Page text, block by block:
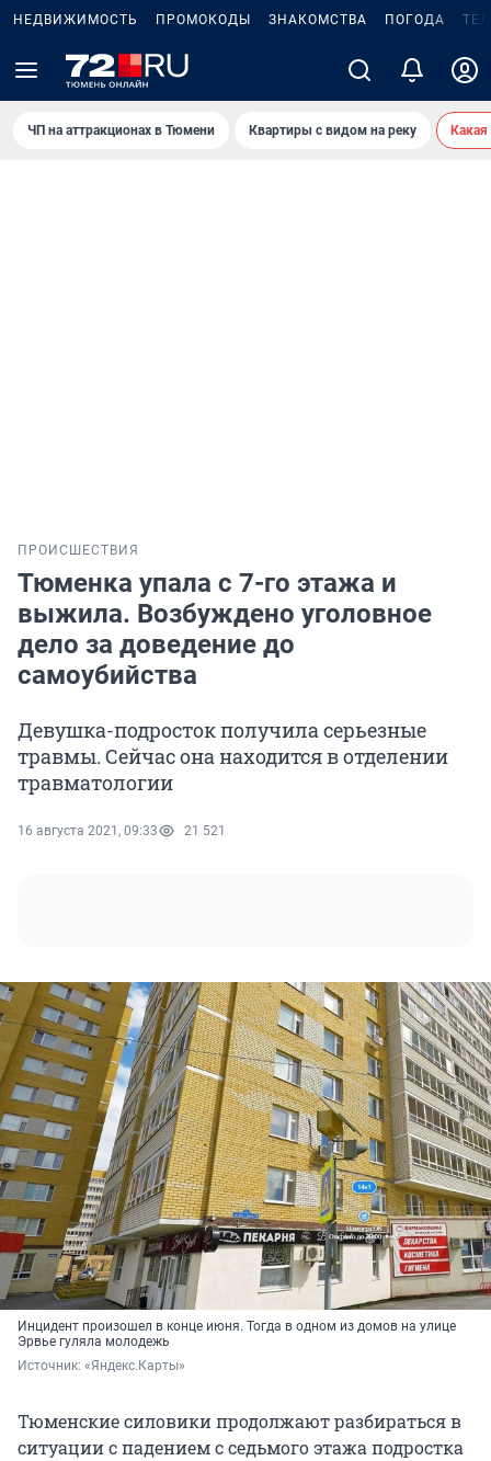
НЕДВИЖИМОСТЬ ПРОМОКОДЫ ЗНАКОМСТВА ПОГОДА
ЧП на аттракционах в Тюмени Квартиры с видом на реку
ПРОИСШЕСТВИЯ
Тюменка упала с 7-го этажа и
выжила. Возбуждено уголовное
дело за доведение до
самоубийства
Девушка-подросток получила серьезные
травмы. Сейчас она находится в отделении
травматологии
16 августа 2021, 09:33 21 521
Инцидент произошел в конце июня. Тогда в одном из домов на улице
Эрвье гуляла молодежь
Источник: «Яндекс.Карты»
Тюменские силовики продолжают разбираться в
ситуации с падением с седьмого этажа подростка